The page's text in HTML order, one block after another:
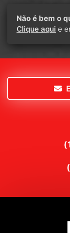
Não é bem o
Clique aqui e